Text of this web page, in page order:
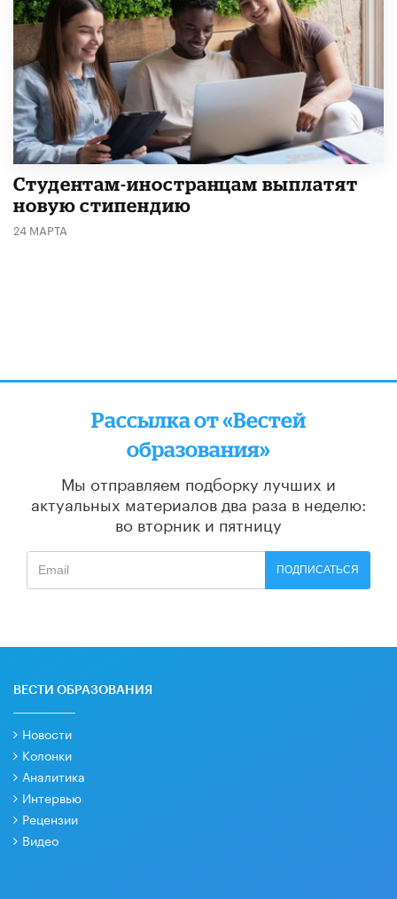
Студентам-иностранцам выплатят
новую стипендию
24 МАРТА
Рассылка от «Вестей
образования»
Мы отправляем подборку лучших и
актуальных материалов два раза в неделю:
во вторник и пятницу
ПОДПИСАТЬСЯ
ВЕСТИ ОБРАЗОВАНИЯ
Новости
Колонки
Аналитика
Интервью
Рецензии
Видео